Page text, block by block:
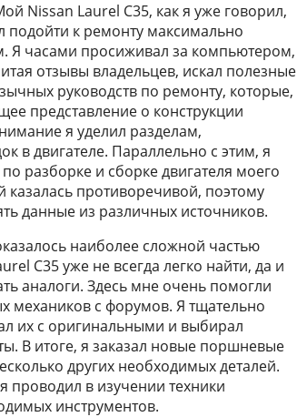
Nissan Laurel C35, как я уже говорил,
подойти к ремонту максимально
Я часами просиживал за компьютером,
отзывы владельцев, искал полезные
руководств по ремонту, которые,
представление о конструкции
я уделил разделам,
в двигателе. Параллельно с этим, я
разборке и сборке двигателя моего
противоречивой, поэтому
данные из различных источников.
наиболее сложной частью
C35 уже не всегда легко найти, да и
аналоги. Здесь мне очень помогли
механиков с форумов. Я тщательно
их с оригинальными и выбирал
В итоге, я заказал новые поршневые
других необходимых деталей.
проводил в изучении техники
инструментов.